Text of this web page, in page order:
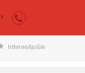
Interesējošie